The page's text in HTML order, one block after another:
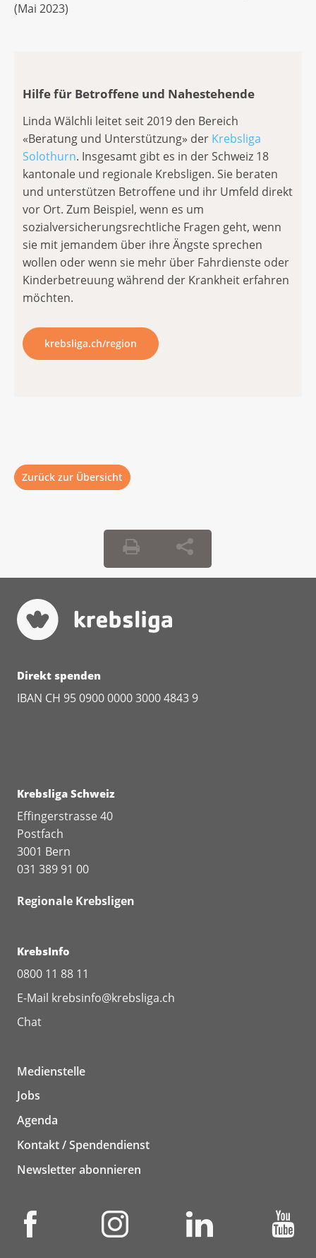
(Mai 2023)
Hilfe für Betroffene und Nahestehende
Linda Wälchli leitet seit 2019 den Bereich
«Beratung und Unterstützung» der Krebsliga
Solothurn. Insgesamt gibt es in der Schweiz 18
kantonale und regionale Krebsligen. Sie beraten
und unterstützen Betroffene und ihr Umfeld direkt
vor Ort. Zum Beispiel, wenn es um
sozialversicherungsrechtliche Fragen geht, wenn
sie mit jemandem über ihre Ängste sprechen
wollen oder wenn sie mehr über Fahrdienste oder
Kinderbetreuung während der Krankheit erfahren
möchten.
krebsliga.ch/region
Zurück zur Übersicht
Direkt spenden
IBAN CH 95 0900 0000 3000 4843 9
Krebsliga Schweiz
Effingerstrasse 40
Postfach
3001 Bern
031 389 91 00
Regionale Krebsligen
KrebsInfo
0800 11 88 11
E-Mail krebsinfo@krebsliga.ch
Chat
Medienstelle
Jobs
Agenda
Kontakt / Spendendienst
Newsletter abonnieren